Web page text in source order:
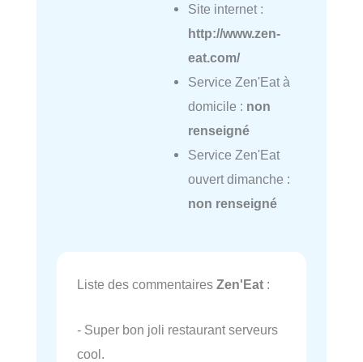
Site internet :
http://www.zen-
eat.com/
Service Zen'Eat à
domicile : non
renseigné
Service Zen'Eat
ouvert dimanche :
non renseigné
Liste des commentaires Zen'Eat :
- Super bon joli restaurant serveurs
cool.